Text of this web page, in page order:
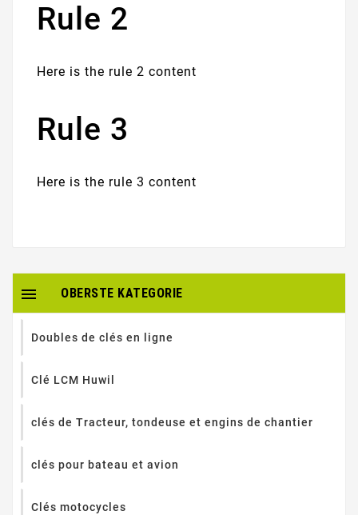
Rule 2
Here is the rule 2 content
Rule 3
Here is the rule 3 content
OBERSTE KATEGORIE

Doubles de clés en ligne
Clé LCM Huwil
clés de Tracteur, tondeuse et engins de chantier
clés pour bateau et avion
Clés motocycles